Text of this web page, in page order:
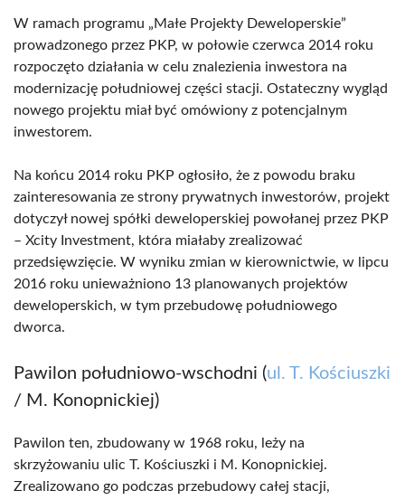
W ramach programu „Małe Projekty Deweloperskie”
prowadzonego przez PKP, w połowie czerwca 2014 roku
rozpoczęto działania w celu znalezienia inwestora na
modernizację południowej części stacji. Ostateczny wygląd
nowego projektu miał być omówiony z potencjalnym
inwestorem.
Na końcu 2014 roku PKP ogłosiło, że z powodu braku
zainteresowania ze strony prywatnych inwestorów, projekt
dotyczył nowej spółki deweloperskiej powołanej przez PKP
– Xcity Investment, która miałaby zrealizować
przedsięwzięcie. W wyniku zmian w kierownictwie, w lipcu
2016 roku unieważniono 13 planowanych projektów
deweloperskich, w tym przebudowę południowego
dworca.
Pawilon południowo-wschodni (ul. T. Kościuszki
/ M. Konopnickiej)
Pawilon ten, zbudowany w 1968 roku, leży na
skrzyżowaniu ulic T. Kościuszki i M. Konopnickiej.
Zrealizowano go podczas przebudowy całej stacji,